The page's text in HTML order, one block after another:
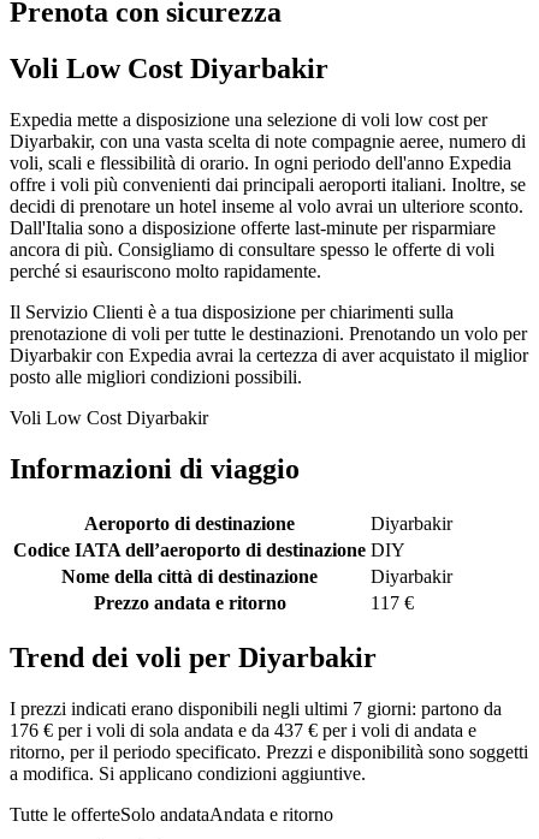
Prenota con sicurezza
Voli Low Cost Diyarbakir
Expedia mette a disposizione una selezione di voli low cost per
Diyarbakir, con una vasta scelta di note compagnie aeree, numero di
voli, scali e flessibilità di orario. In ogni periodo dell'anno Expedia
offre i voli più convenienti dai principali aeroporti italiani. Inoltre, se
decidi di prenotare un hotel inseme al volo avrai un ulteriore sconto.
Dall'Italia sono a disposizione offerte last-minute per risparmiare
ancora di più. Consigliamo di consultare spesso le offerte di voli
perché si esauriscono molto rapidamente.
Il Servizio Clienti è a tua disposizione per chiarimenti sulla
prenotazione di voli per tutte le destinazioni. Prenotando un volo per
Diyarbakir con Expedia avrai la certezza di aver acquistato il miglior
posto alle migliori condizioni possibili.
Voli Low Cost Diyarbakir
Informazioni di viaggio
Aeroporto di destinazione
Diyarbakir
Codice IATA dell’aeroporto di destinazione DIY
Nome della città di destinazione
Diyarbakir
Prezzo andata e ritorno
117 €
Trend dei voli per Diyarbakir
I prezzi indicati erano disponibili negli ultimi 7 giorni: partono da
176 € per i voli di sola andata e da 437 € per i voli di andata e
ritorno, per il periodo specificato. Prezzi e disponibilità sono soggetti
a modifica. Si applicano condizioni aggiuntive.
Tutte le offerteSolo andataAndata e ritorno